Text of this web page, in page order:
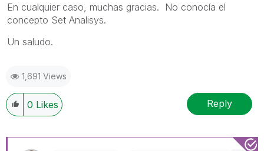
En cualquier caso, muchas gracias. No conocía el
concepto Set Analisys.
Un saludo.
1,691 Views
0 Likes Reply